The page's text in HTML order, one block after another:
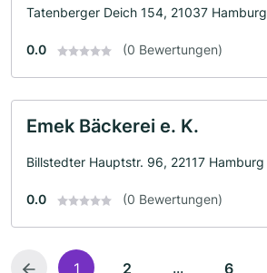
Tatenberger Deich 154, 21037 Hamburg
0.0 (0 Bewertungen)
Emek Bäckerei e. K.
Billstedter Hauptstr. 96, 22117 Hamburg
0.0 (0 Bewertungen)
1 2 ... 6